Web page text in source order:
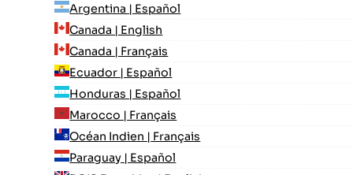
Argentina | Español
Canada | English
Canada | Français
Ecuador | Español
Honduras | Español
Marocco | Français
Océan Indien | Français
Paraguay | Español